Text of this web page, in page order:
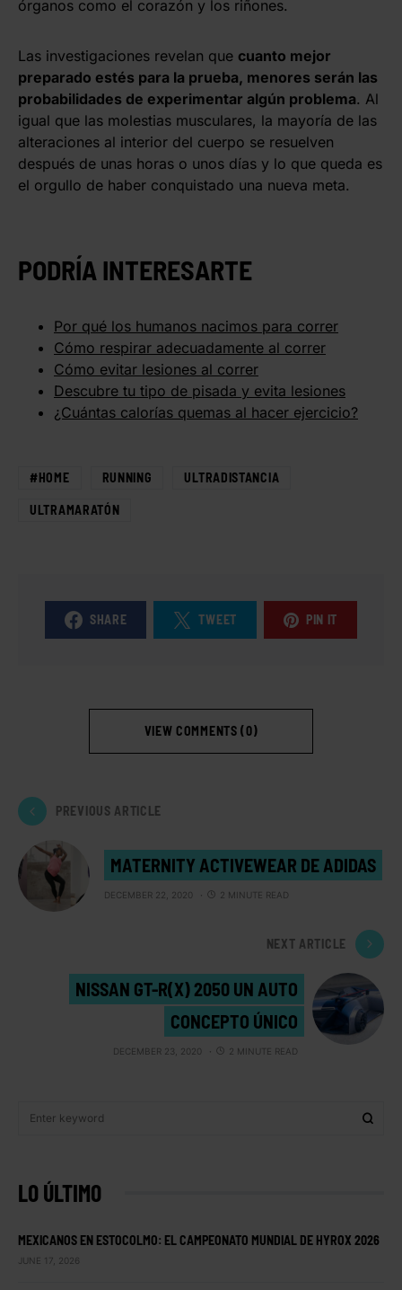
órganos como el corazón y los riñones.
Las investigaciones revelan que cuanto mejor
preparado estés para la prueba, menores serán las
probabilidades de experimentar algún problema. Al
igual que las molestias musculares, la mayoría de las
alteraciones al interior del cuerpo se resuelven
después de unas horas o unos días y lo que queda es
el orgullo de haber conquistado una nueva meta.
PODRÍA INTERESARTE
Por qué los humanos nacimos para correr
Cómo respirar adecuadamente al correr
Cómo evitar lesiones al correr
Descubre tu tipo de pisada y evita lesiones
¿Cuántas calorías quemas al hacer ejercicio?
#HOME RUNNING ULTRADISTANCIA
ULTRAMARATÓN
SHARE TWEET PIN IT
VIEW COMMENTS (0)
PREVIOUS ARTICLE
MATERNITY ACTIVEWEAR DE ADIDAS
DECEMBER 22, 2020 2 MINUTE READ
NEXT ARTICLE
NISSAN GT-R(X) 2050 UN AUTO
CONCEPTO ÚNICO
DECEMBER 23, 2020 2 MINUTE READ
LO ÚLTIMO
MEXICANOS EN ESTOCOLMO: EL CAMPEONATO MUNDIAL DE HYROX 2026
JUNE 17, 2026